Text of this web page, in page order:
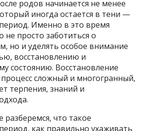
родов начинается не менее
иногда остается в тени —
Именно в это время
просто заботиться о
но и уделять особое внимание
восстановлению и
состоянию. Восстановление
сложный и многогранный,
терпения, знаний и
разберемся, что такое
как правильно ухаживать